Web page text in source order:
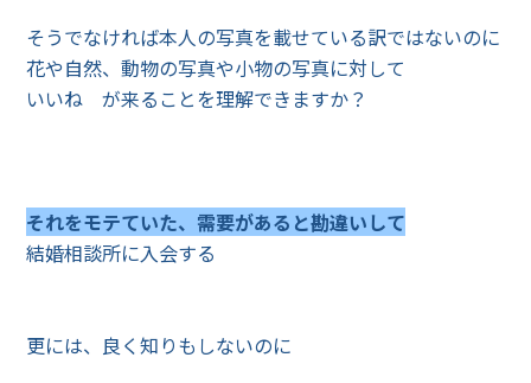
そうでなければ本人の写真を載せている訳ではないのに
花や自然、動物の写真や小物の写真に対して
いいね が来ることを理解できますか？
それをモテていた、需要があると勘違いして
結婚相談所に入会する
更には、良く知りもしないのに